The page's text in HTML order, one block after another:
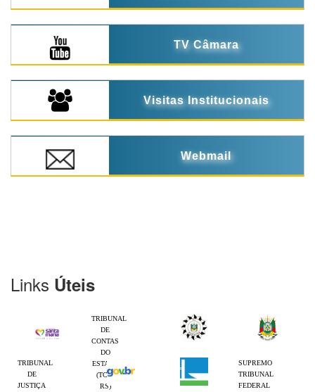
TV Câmara
Visitas Institucionais
Webmail
Links Úteis
TRIBUNAL
DE
CONTAS
DO
ESTADO
(TCE-
RS)
TRIBUNAL
DE
JUSTIÇA
SUPREMO
TRIBUNAL
FEDERAL